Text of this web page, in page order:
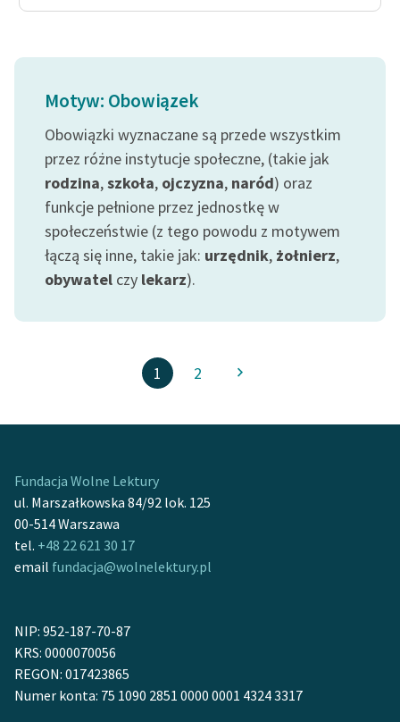
Motyw: Obowiązek
Obowiązki wyznaczane są przede wszystkim
przez różne instytucje społeczne, (takie jak
rodzina,szkoła, ojczyzna, naród) oraz
funkcje pełnione przez jednostkę w
społeczeństwie (z tego powodu z motywem
łączą się inne, takie jak: urzędnik, żołnierz,
obywatel czy lekarz).
1 2
Fundacja Wolne Lektury
ul. Marszałkowska 84/92 lok. 125
00-514 Warszawa
tel. +48 22 621 30 17
email fundacja@wolnelektury.pl
NIP: 952-187-70-87
KRS: 0000070056
REGON: 017423865
Numer konta: 75 1090 2851 0000 0001 4324 3317